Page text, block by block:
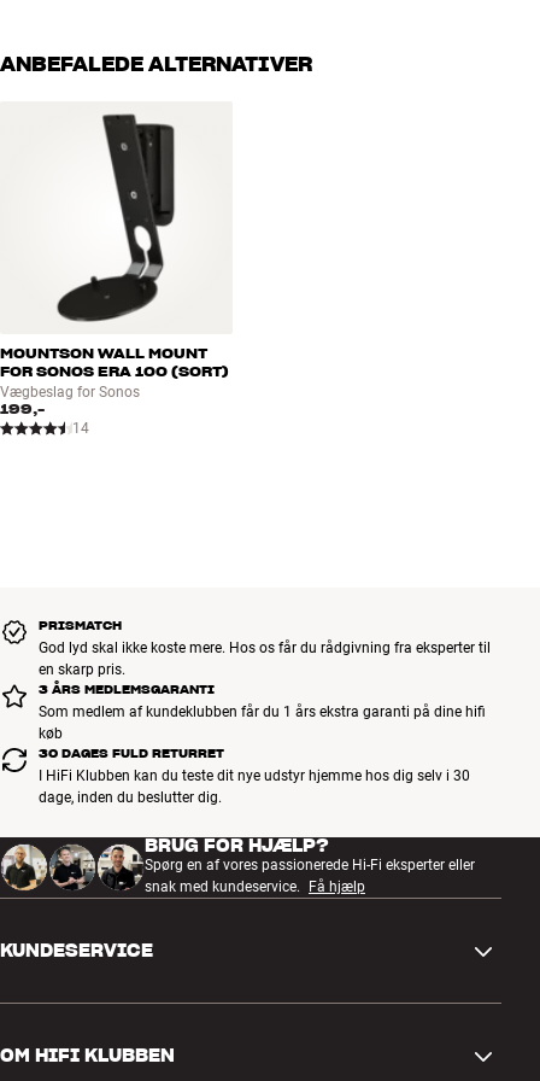
ANBEFALEDE ALTERNATIVER
MOUNTSON WALL MOUNT
FOR SONOS ERA 100 (SORT)
Vægbeslag for Sonos
199,-
14
PRISMATCH
God lyd skal ikke koste mere. Hos os får du rådgivning fra eksperter til
en skarp pris.
3 ÅRS MEDLEMSGARANTI
Som medlem af kundeklubben får du 1 års ekstra garanti på dine hifi
køb
30 DAGES FULD RETURRET
I HiFi Klubben kan du teste dit nye udstyr hjemme hos dig selv i 30
dage, inden du beslutter dig.
BRUG FOR HJÆLP?
Spørg en af vores passionerede Hi-Fi eksperter eller
snak med kundeservice.
Få hjælp
KUNDESERVICE
Spørgsmål og svar
OM HIFI KLUBBEN